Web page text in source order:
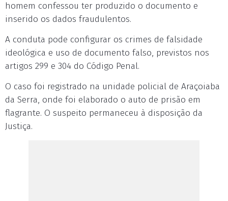
homem confessou ter produzido o documento e
inserido os dados fraudulentos.
A conduta pode configurar os crimes de falsidade
ideológica e uso de documento falso, previstos nos
artigos 299 e 304 do Código Penal.
O caso foi registrado na unidade policial de Araçoiaba
da Serra, onde foi elaborado o auto de prisão em
flagrante. O suspeito permaneceu à disposição da
Justiça.